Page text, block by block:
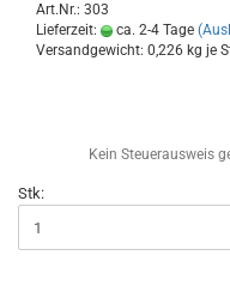
Art.Nr.: 303
Lieferzeit:
ca. 2-4 Tage
Versandgewicht: 0,226 kg je
Kein Steuerausweis
Stk: